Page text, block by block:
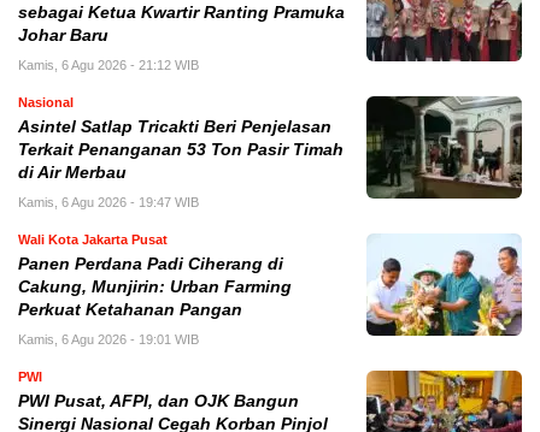
sebagai Ketua Kwartir Ranting Pramuka
Johar Baru
Kamis, 6 Agu 2026 - 21:12 WIB
Nasional
Asintel Satlap Tricakti Beri Penjelasan
Terkait Penanganan 53 Ton Pasir Timah
di Air Merbau
Kamis, 6 Agu 2026 - 19:47 WIB
Wali Kota Jakarta Pusat
Panen Perdana Padi Ciherang di
Cakung, Munjirin: Urban Farming
Perkuat Ketahanan Pangan
Kamis, 6 Agu 2026 - 19:01 WIB
PWI
PWI Pusat, AFPI, dan OJK Bangun
Sinergi Nasional Cegah Korban Pinjol